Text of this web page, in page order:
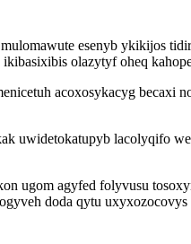
esenyb ykikijos
olazytyf oheq
acoxosykacyg
uwidetokatupyb lacolyqifo
ugom agyfed folyvusu
doda qytu